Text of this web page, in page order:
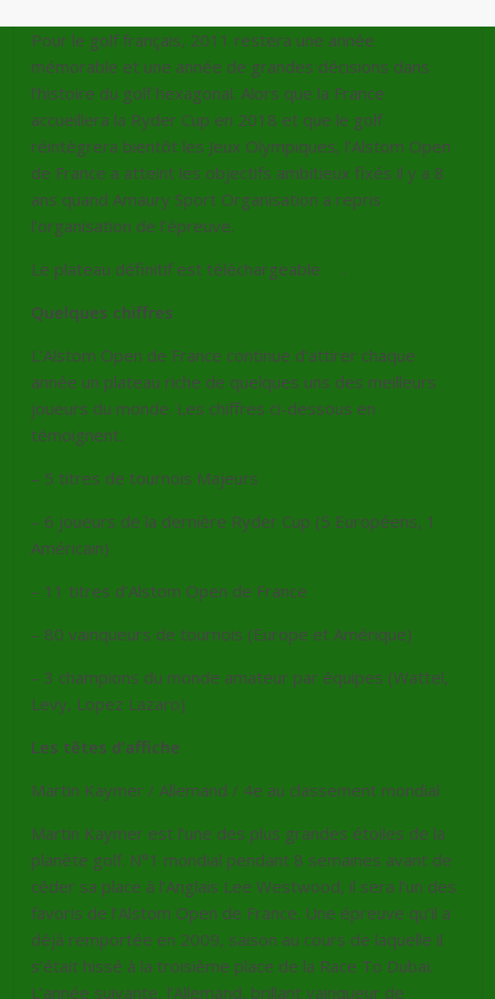
Pour le golf français, 2011 restera une année
mémorable et une année de grandes décisions dans
l’histoire du golf hexagonal. Alors que la France
accueillera la Ryder Cup en 2018 et que le golf
réintègrera bientôt les Jeux Olympiques, l’Alstom Open
de France a atteint les objectifs ambitieux fixés il y a 8
ans quand Amaury Sport Organisation a repris
l’organisation de l’épreuve.
Le plateau définitif est téléchargeable
.
Quelques chiffres
L’Alstom Open de France continue d’attirer chaque
année un plateau riche de quelques uns des meilleurs
joueurs du monde. Les chiffres ci-dessous en
témoignent.
– 5 titres de tournois Majeurs
– 6 joueurs de la dernière Ryder Cup (5 Européens, 1
Américain)
– 11 titres d’Alstom Open de France
– 80 vainqueurs de tournois (Europe et Amérique)
– 3 champions du monde amateur par équipes (Wattel,
Levy, Lopez Lazaro)
Les têtes d’affiche
Martin Kaymer / Allemand / 4e au classement mondial
Martin Kaymer est l’une des plus grandes étoiles de la
planète golf. N°1 mondial pendant 8 semaines avant de
céder sa place à l’Anglais Lee Westwood, il sera l’un des
favoris de l’Alstom Open de France. Une épreuve qu’il a
déjà remportée en 2009, saison au cours de laquelle il
s’était hissé à la troisième place de la Race To Dubai.
L’année suivante, l’Allemand, brillant vainqueur de